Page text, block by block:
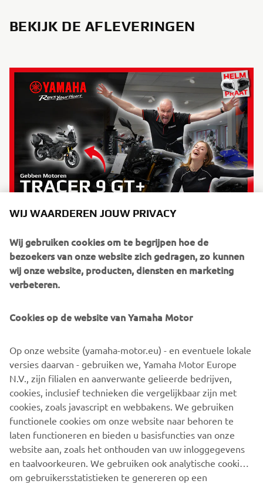
BEKIJK DE AFLEVERINGEN
Ontdek meer
Antwerps Motor Center
Ontdek meer
WIJ WAARDEREN JOUW PRIVACY
Wij gebruiken cookies om te begrijpen hoe de
bezoekers van onze website zich gedragen, zo kunnen
wij onze website, producten, diensten en marketing
verbeteren.
Cookies op de website van Yamaha Motor
Op onze website (yamaha-motor.eu) - en eventuele lokale
versies daarvan - gebruiken we, Yamaha Motor Europe
N.V., zijn filialen en aanverwante gelieerde bedrijven,
cookies, inclusief technieken die vergelijkbaar zijn met
cookies, zoals javascript en webbakens. We gebruiken
functionele cookies om onze website naar behoren te
laten functioneren en bieden u basisfuncties van onze
website aan, zoals het onthouden van uw inloggegevens
en taalvoorkeuren. We gebruiken ook analytische cookies
om gebruikersstatistieken te genereren op een